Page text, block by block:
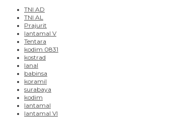
TNI AD
TNI AL
Prajurit
lantamal V
Tentara
kodim 0831
kostrad
lanal
babinsa
koramil
surabaya
kodim
lantamal
lantamal VI